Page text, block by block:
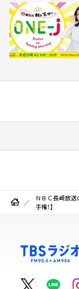
ＮＢＣ長崎放
手権！】